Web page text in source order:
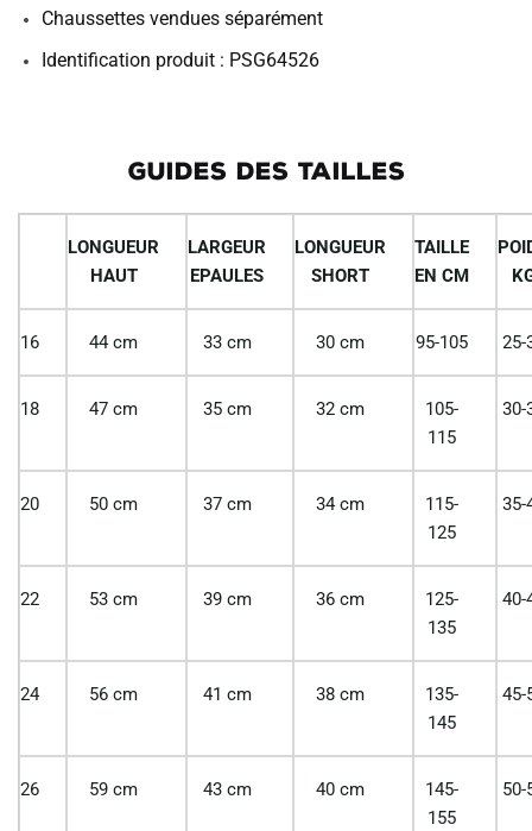
Chaussettes vendues séparément
Identification produit : PSG64526
GUIDES DES TAILLES
LONGUEUR
HAUT
LARGEUR
EPAULES
LONGUEUR
SHORT
TAILLE
EN CM
16 44 cm 33 cm 30 cm 95-105 25-
18 47 cm 35 cm 32 cm
105-
115
30-
20 50 cm 37 cm 34 cm
115-
125
35-
22 53 cm 39 cm 36 cm
125-
135
40-
24 56 cm 41 cm 38 cm
135-
145
45-
26 59 cm 43 cm 40 cm
145-
155
50-